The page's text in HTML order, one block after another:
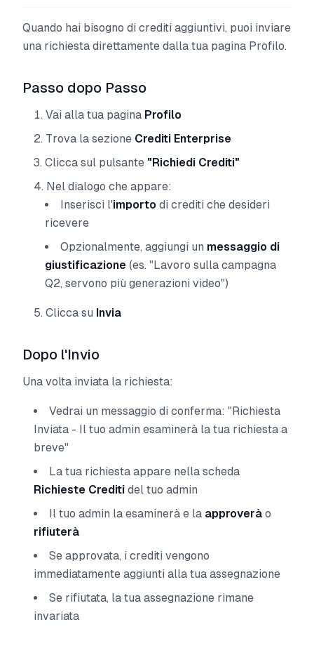
Quando hai bisogno di crediti aggiuntivi, puoi inviare
una richiesta direttamente dalla tua pagina Profilo.
Passo dopo Passo
Vai alla tua pagina Profilo
Trova la sezione Crediti Enterprise
Clicca sul pulsante "Richiedi Crediti"
Nel dialogo che appare:
Inserisci l'importo di crediti che desideri
ricevere
Opzionalmente, aggiungi un messaggio di
giustificazione (es. "Lavoro sulla campagna
Q2, servono più generazioni video")
Clicca su Invia
Dopo l'Invio
Una volta inviata la richiesta:
Vedrai un messaggio di conferma: "Richiesta
Inviata - Il tuo admin esaminerà la tua richiesta a
breve"
La tua richiesta appare nella scheda
Richieste Crediti del tuo admin
Il tuo admin la esaminerà e la approverà o
rifiuterà
Se approvata, i crediti vengono
immediatamente aggiunti alla tua assegnazione
Se rifiutata, la tua assegnazione rimane
invariata